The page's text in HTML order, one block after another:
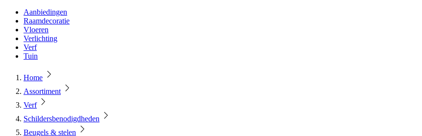
Aanbiedingen
Raamdecoratie
Vloeren
Verlichting
Verf
Tuin
Home
Assortiment
Verf
Schildersbenodigdheden
Beugels & stelen